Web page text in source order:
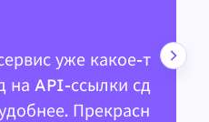
уже какое-т
на API-ссылки сд
Прекрасн